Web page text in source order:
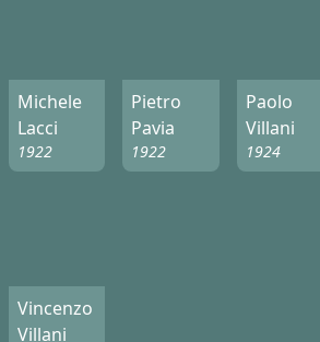
Michele
Lacci
1922
Pietro
Pavia
1922
Paolo
Villani
1924
Vincenzo
Villani